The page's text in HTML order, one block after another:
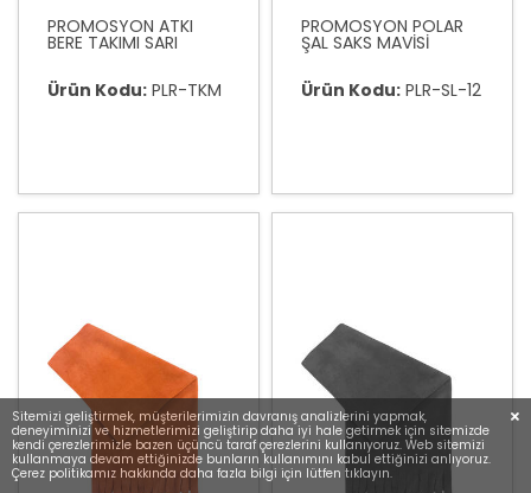
PROMOSYON ATKI
BERE TAKIMI SARI
Ürün Kodu: PLR-TKM
PROMOSYON POLAR
ŞAL SAKS MAVİSİ
Ürün Kodu: PLR-SL-12
Sitemizi geliştirmek, müşterilerimizin davranış analizlerini yapmak,
deneyiminizi ve hizmetlerimizi geliştirip daha iyi hale getirmek için sitemizde
kendi çerezlerimizle bazen üçüncü taraf çerezlerini kullanıyoruz. Web sitemizi
kullanmaya devam ettiğinizde bunların kullanımını kabul ettiğinizi anlıyoruz.
Çerez politikamız hakkında daha fazla bilgi için lütfen tıklayın.